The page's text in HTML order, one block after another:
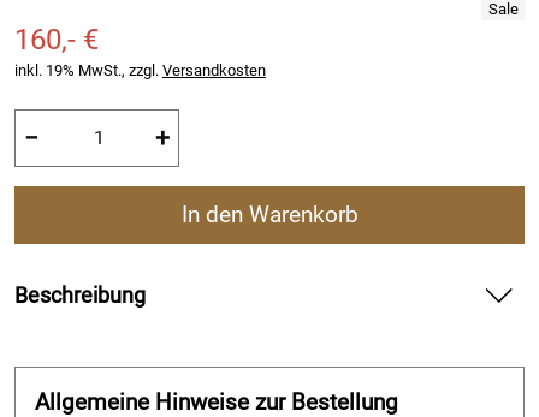
160,- €
inkl. 19% MwSt., zzgl. Versandkosten
− +
In den Warenkorb
Beschreibung
Allgemeine Hinweise zur Bestellung